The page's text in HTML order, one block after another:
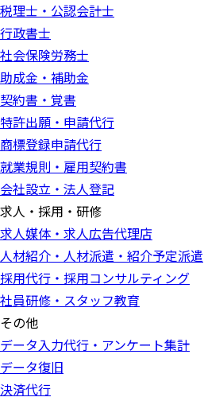
税理士・公認会計士
行政書士
社会保険労務士
助成金・補助金
契約書・覚書
特許出願・申請代行
商標登録申請代行
就業規則・雇用契約書
会社設立・法人登記
求人・採用・研修
求人媒体・求人広告代理店
人材紹介・人材派遣・紹介予定派遣
採用代行・採用コンサルティング
社員研修・スタッフ教育
その他
データ入力代行・アンケート集計
データ復旧
決済代行